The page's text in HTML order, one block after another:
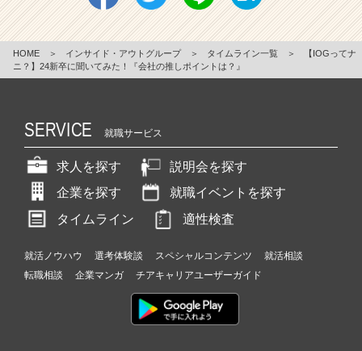
HOME ＞ インサイド・アウトグループ ＞ タイムライン一覧 ＞
【IOGってナ
ニ？】24新卒に聞いてみた！『会社の推しポイントは？』
SERVICE 就職サービス
求人を探す
説明会を探す
企業を探す
就職イベントを探す
タイムライン
適性検査
就活ノウハウ 選考体験談 スペシャルコンテンツ
就活相談
転職相談
企業マンガ チアキャリアユーザーガイド